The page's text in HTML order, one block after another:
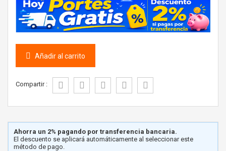
Añadir al carrito
Compartir :
Ahorra un 2% pagando por transferencia bancaria.
El descuento se aplicará automáticamente al seleccionar este
método de pago.